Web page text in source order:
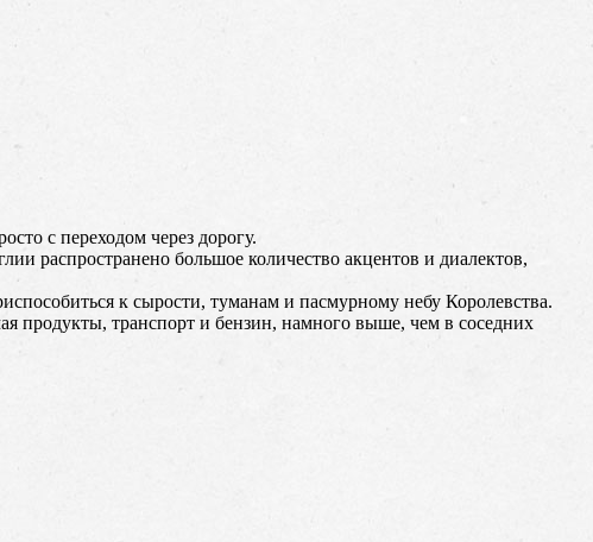
с переходом через дорогу.
распространено большое количество акцентов и диалектов,
к сырости, туманам и пасмурному небу Королевства.
продукты, транспорт и бензин, намного выше, чем в соседних